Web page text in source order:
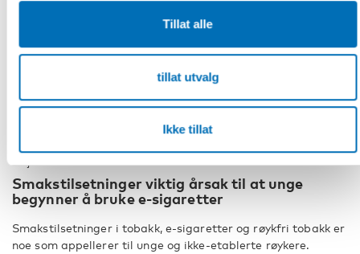
Tillat alle
tillat utvalg
Ikke tillat
28 jan 2019
Smakstilsetninger viktig årsak til at unge
begynner å bruke e-sigaretter
Smakstilsetninger i tobakk, e-sigaretter og røykfri tobakk er
noe som appellerer til unge og ikke-etablerte røykere.